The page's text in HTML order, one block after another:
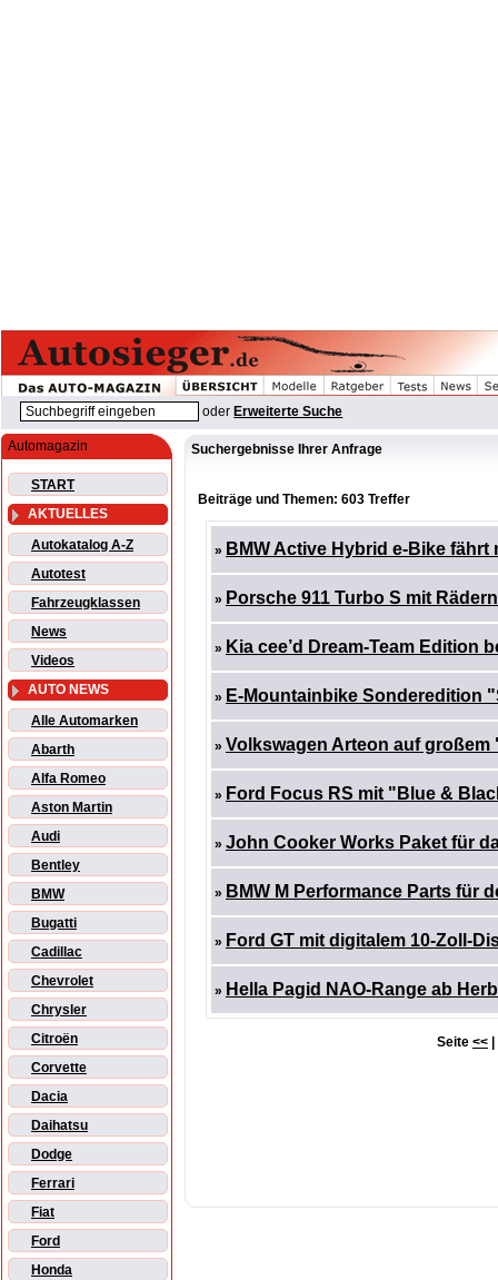
oder Erweiterte Suche
Automagazin
START
AKTUELLES
Autokatalog A-Z
Autotest
Fahrzeugklassen
News
Videos
AUTO NEWS
Alle Automarken
Abarth
Alfa Romeo
Aston Martin
Audi
Bentley
BMW
Bugatti
Cadillac
Chevrolet
Chrysler
Citroën
Corvette
Dacia
Daihatsu
Dodge
Ferrari
Fiat
Ford
Honda
Suchergebnisse Ihrer Anfrage
Beiträge und Themen: 603 Treffer
» BMW Active Hybrid e-Bike
» Porsche 911 Turbo S mit
» Kia cee’d Dream-Team Edition
» E-Mountainbike Sonderedition
» Volkswagen Arteon auf
» Ford Focus RS mit "Blue &
» John Cooker Works Paket für
» BMW M Performance Parts für
» Ford GT mit digitalem 10-Zoll-
» Hella Pagid NAO-Range ab
Seite <<